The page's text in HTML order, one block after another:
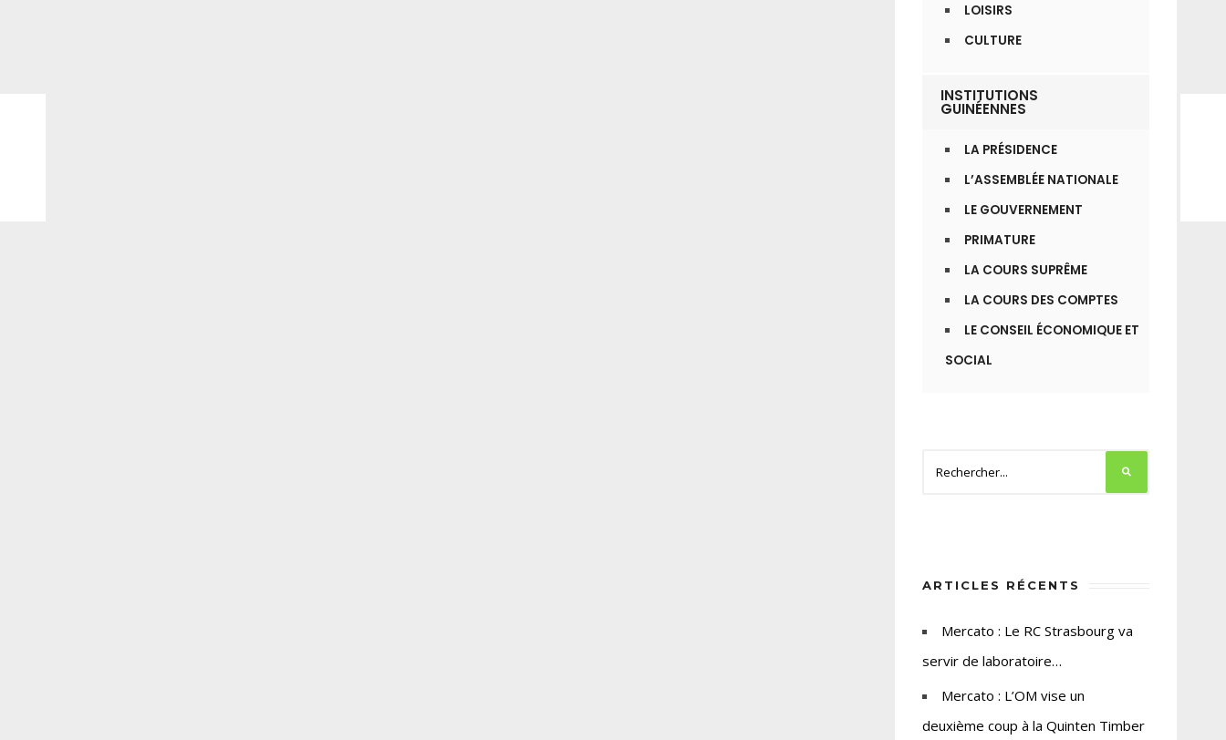
LOISIRS
CULTURE
INSTITUTIONS
GUINÉENNES
LA PRÉSIDENCE
L’ASSEMBLÉE NATIONALE
LE GOUVERNEMENT
PRIMATURE
LA COURS SUPRÊME
LA COURS DES COMPTES
LE CONSEIL ÉCONOMIQUE ET
SOCIAL
ARTICLES RÉCENTS
Mercato : Le RC Strasbourg va
servir de laboratoire…
Mercato : L’OM vise un
deuxième coup à la Quinten Timber